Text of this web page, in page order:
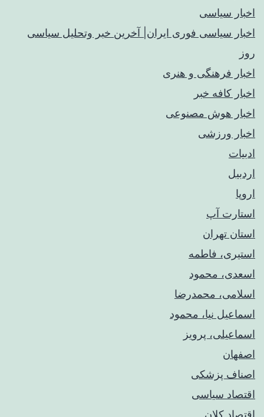
اخبار سیاسی
اخبار سیاسی فوری ایران| آخرین خبر وتحلیل سیاسی
روز
اخبار فرهنگی و هنری
اخبار کافه خبر
اخبار هوش مصنوعی
اخبار ورزشی
ادبیات
اردبیل
اروپا
استارت آپ
استان تهران
استیری، فاطمه
اسعدی، محمود
اسلامی، محمدرضا
اسماعیل نیا، محمود
اسماعیلی، پرویز
اصفهان
اصناف پزشکی
اقتصاد سیاسی
اقتصاد کلان